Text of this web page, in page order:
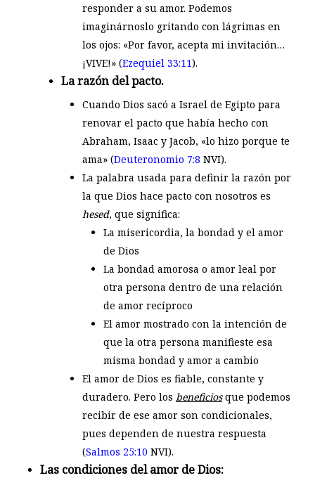
responder a su amor. Podemos
imaginárnoslo gritando con lágrimas en
los ojos: «Por favor, acepta mi invitación…
¡VIVE!» (Ezequiel 33:11).
La razón del pacto.
Cuando Dios sacó a Israel de Egipto para
renovar el pacto que había hecho con
Abraham, Isaac y Jacob, «lo hizo porque te
ama» (Deuteronomio 7:8 NVI).
La palabra usada para definir la razón por
la que Dios hace pacto con nosotros es
hesed, que significa:
La misericordia, la bondad y el amor
de Dios
La bondad amorosa o amor leal por
otra persona dentro de una relación
de amor recíproco
El amor mostrado con la intención de
que la otra persona manifieste esa
misma bondad y amor a cambio
El amor de Dios es fiable, constante y
duradero. Pero los beneficiosque podemos
recibir de ese amor son condicionales,
pues dependen de nuestra respuesta
(Salmos 25:10 NVI).
Las condiciones del amor de Dios: